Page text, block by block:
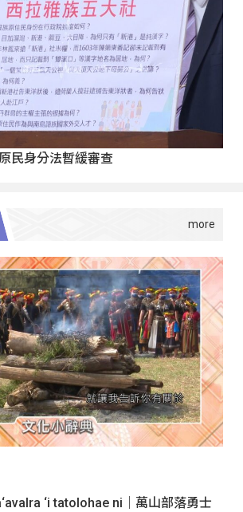
民身分法暫緩審查
‘i tatolohae ni｜萬山部落勇士